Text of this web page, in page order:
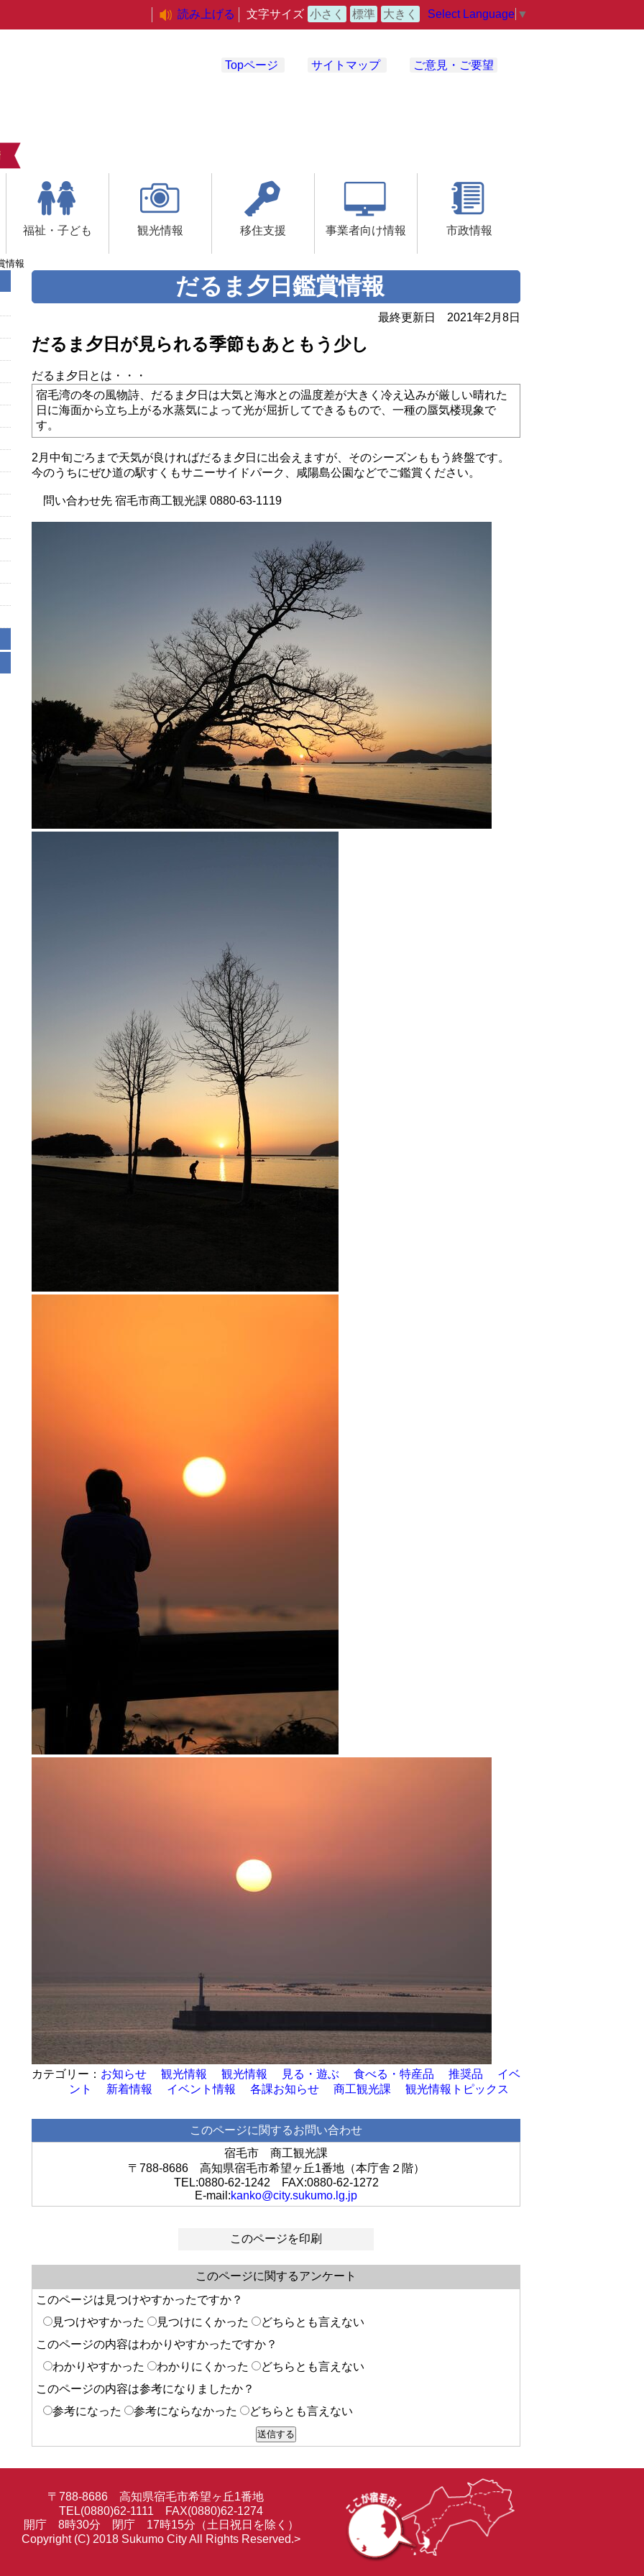
読み上げる 文字サイズ 小さく 標準 大きく Select Language ▼
Topページ サイトマップ ご意見・ご要望
福祉・子ども 観光情報 移住支援 事業者向け情報 市政情報
情報
だるま夕日鑑賞情報
最終更新日 2021年2月8日
だるま夕日が見られる季節もあともう少し
だるま夕日とは・・・
宿毛湾の冬の風物詩、だるま夕日は大気と海水との温度差が大きく冷え込みが厳しい晴れた
日に海面から立ち上がる水蒸気によって光が屈折してできるもので、一種の蜃気楼現象で
す。
2月中旬ごろまで天気が良ければだるま夕日に出会えますが、そのシーズンももう終盤です。
今のうちにぜひ道の駅すくもサニーサイドパーク、咸陽島公園などでご鑑賞ください。
問い合わせ先 宿毛市商工観光課 0880-63-1119
お知らせ 観光情報 観光情報 見る・遊ぶ 食べる・特産品 推奨品
イベ
ント
新着情報 イベント情報 各課お知らせ 商工観光課 観光情報トピックス
このページに関するお問い合わせ
宿毛市 商工観光課
〒788-8686 高知県宿毛市希望ヶ丘1番地（本庁舎２階）
TEL:0880-62-1242 FAX:0880-62-1272
E-mail:kanko@city.sukumo.lg.jp
このページを印刷
このページに関するアンケート
このページは見つけやすかったですか？
見つけやすかった
見つけにくかった
どちらとも言えない
このページの内容はわかりやすかったですか？
わかりやすかった
わかりにくかった
どちらとも言えない
このページの内容は参考になりましたか？
参考になった
参考にならなかった どちらとも言えない
〒788-8686 高知県宿毛市希望ヶ丘1番地
TEL(0880)62-1111 FAX(0880)62-1274
開庁 8時30分 閉庁 17時15分（土日祝日を除く）
Copyright (C) 2018 Sukumo City All Rights Reserved.>